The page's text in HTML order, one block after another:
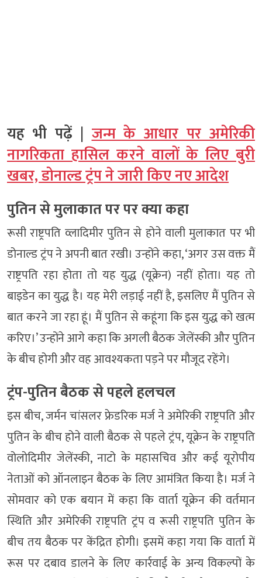
यह भी पढ़ें |जन्म के आधार पर अमेरिकी
नागरिकता हासिल करने वालों के लिए बुरी
खबर, डोनाल्ड ट्रंप ने जारी किए नए आदेश
पुतिन से मुलाकात पर पर क्या कहा
रूसी राष्ट्रपति व्लादिमीर पुतिन से होने वाली मुलाकात पर भी
डोनाल्ड ट्रंप ने अपनी बात रखी। उन्होंने कहा, ‘अगर उस वक्त मैं
राष्ट्रपति रहा होता तो यह युद्ध (यूक्रेन) नहीं होता। यह तो
बाइडेन का युद्ध है। यह मेरी लड़ाई नहीं है, इसलिए मैं पुतिन से
बात करने जा रहा हूं। मैं पुतिन से कहूंगा कि इस युद्ध को खत्म
करिए।’ उन्होंने आगे कहा कि अगली बैठक जेलेंस्की और पुतिन
के बीच होगी और वह आवश्यकता पड़ने पर मौजूद रहेंगे।
ट्रंप-पुतिन बैठक से पहले हलचल
इस बीच, जर्मन चांसलर फ्रेडरिक मर्ज ने अमेरिकी राष्ट्रपति और
पुतिन के बीच होने वाली बैठक से पहले ट्रंप, यूक्रेन के राष्ट्रपति
वोलोदिमीर जेलेंस्की, नाटो के महासचिव और कई यूरोपीय
नेताओं को ऑनलाइन बैठक के लिए आमंत्रित किया है। मर्ज ने
सोमवार को एक बयान में कहा कि वार्ता यूक्रेन की वर्तमान
स्थिति और अमेरिकी राष्ट्रपति ट्रंप व रूसी राष्ट्रपति पुतिन के
बीच तय बैठक पर केंद्रित होगी। इसमें कहा गया कि वार्ता में
रूस पर दबाव डालने के लिए कार्रवाई के अन्य विकल्पों के